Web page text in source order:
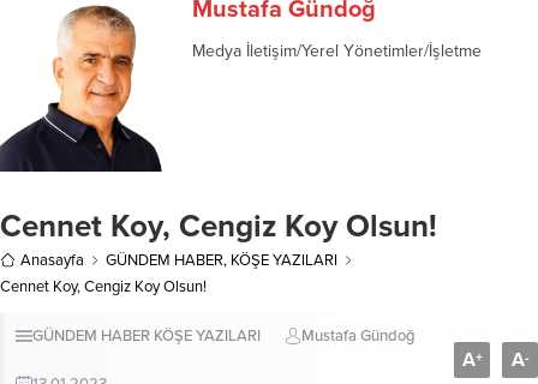
Mustafa Gündoğ
Medya İletişim/Yerel Yönetimler/İşletme
Cennet Koy, Cengiz Koy Olsun!
Anasayfa GÜNDEM HABER, KÖŞE YAZILARI
Cennet Koy, Cengiz Koy Olsun!
GÜNDEM HABER KÖŞE YAZILARI Mustafa Gündoğ
A+ A-